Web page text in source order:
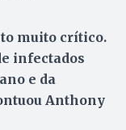
muito crítico.
infectados
e da
Anthony